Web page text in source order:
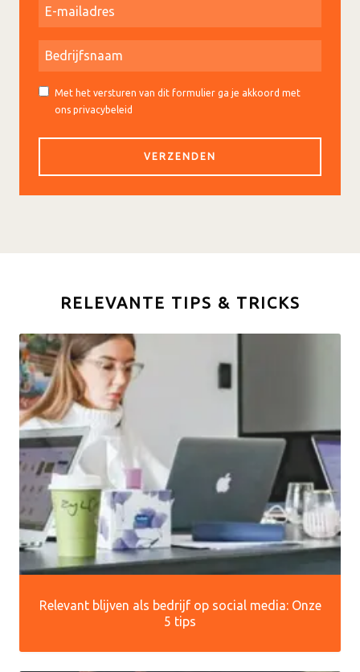
Met het versturen van dit formulier ga je akkoord met
ons privacybeleid
RELEVANTE TIPS & TRICKS
Relevant blijven als bedrijf op social media: Onze
5 tips